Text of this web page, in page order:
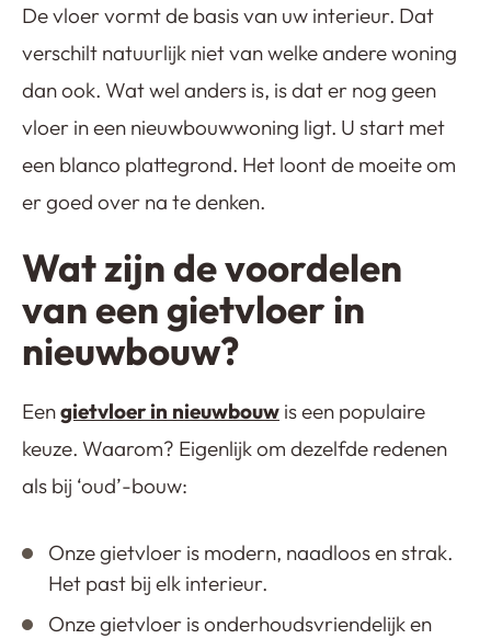
De vloer vormt de basis van uw interieur. Dat
verschilt natuurlijk niet van welke andere woning
dan ook. Wat wel anders is, is dat er nog geen
vloer in een nieuwbouwwoning ligt. U start met
een blanco plattegrond. Het loont de moeite om
er goed over na te denken.
Wat zijn de voordelen
van een gietvloer in
nieuwbouw?
Eengietvloer in nieuwbouw is een populaire
keuze. Waarom? Eigenlijk om dezelfde redenen
als bij ‘oud’-bouw:
Onze gietvloer is modern, naadloos en strak.
Het past bij elk interieur.
Onze gietvloer is onderhoudsvriendelijk en